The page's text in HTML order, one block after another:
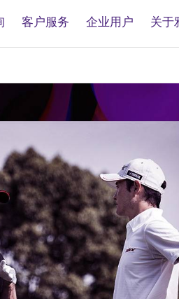
客户服务 企业用户 关于